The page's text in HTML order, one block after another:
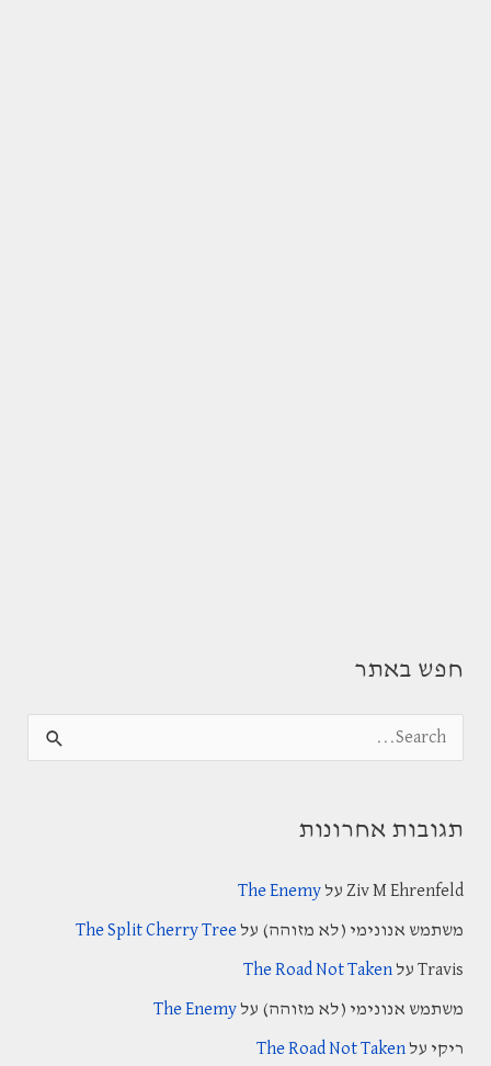
חפש באתר
e
r
f
o
r
:
תגובות אחרונות
Ziv M Ehrenfeld עלThe Enemy
משתמש אנונימי (לא מזוהה) עלThe Split Cherry Tree
Travis עלThe Road Not Taken
משתמש אנונימי (לא מזוהה) עלThe Enemy
ריקי עלThe Road Not Taken